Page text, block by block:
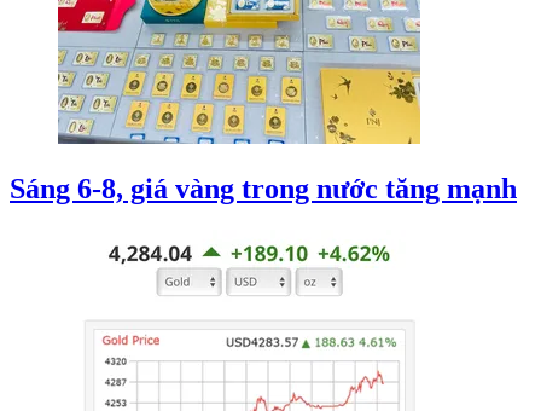
Sáng 6-8, giá vàng trong nước tăng mạnh